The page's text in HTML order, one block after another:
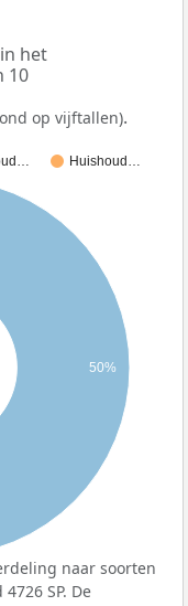
het
10
op vijftallen).
Huishoud…
50%
naar soorten
SP. De